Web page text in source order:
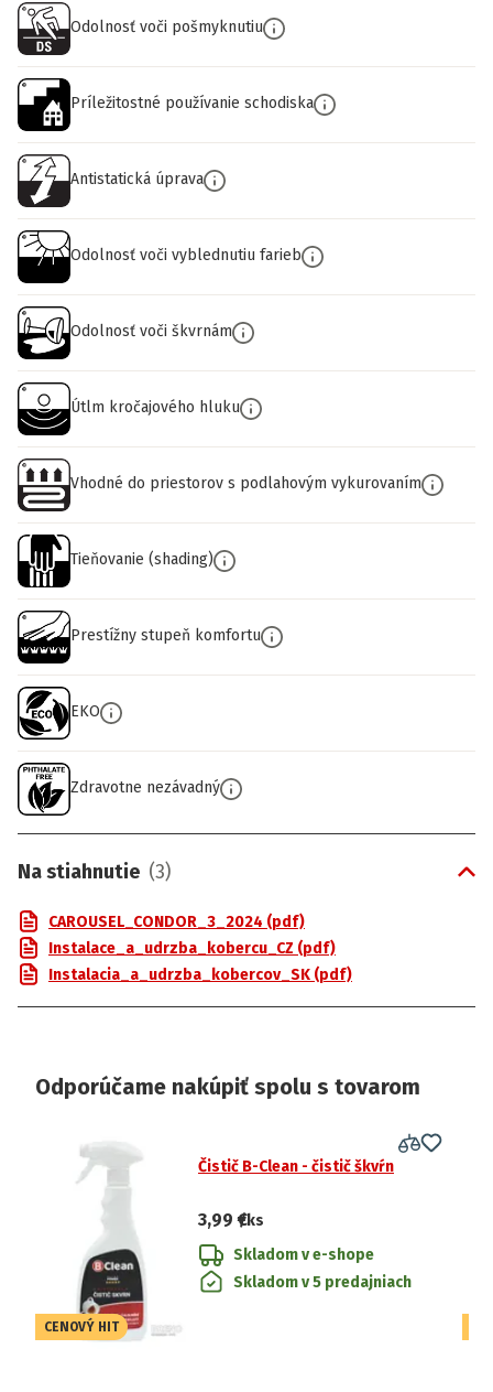
Odolnosť voči pošmyknutiu
Príležitostné používanie schodiska
Antistatická úprava
Odolnosť voči vyblednutiu farieb
Odolnosť voči škvrnám
Útlm kročajového hluku
Vhodné do priestorov s podlahovým vykurovaním
Tieňovanie (shading)
Prestížny stupeň komfortu
EKO
Zdravotne nezávadný
Na stiahnutie (3)
CAROUSEL_CONDOR_3_2024 (pdf)
Instalace_a_udrzba_kobercu_CZ (pdf)
Instalacia_a_udrzba_kobercov_SK (pdf)
Odporúčame nakúpiť spolu s tovarom
CENOVÝ HIT
Čistič B-Clean - čistič škvŕn
3,99 €/ks
Skladom v e-shope
Skladom v 5 predajniach